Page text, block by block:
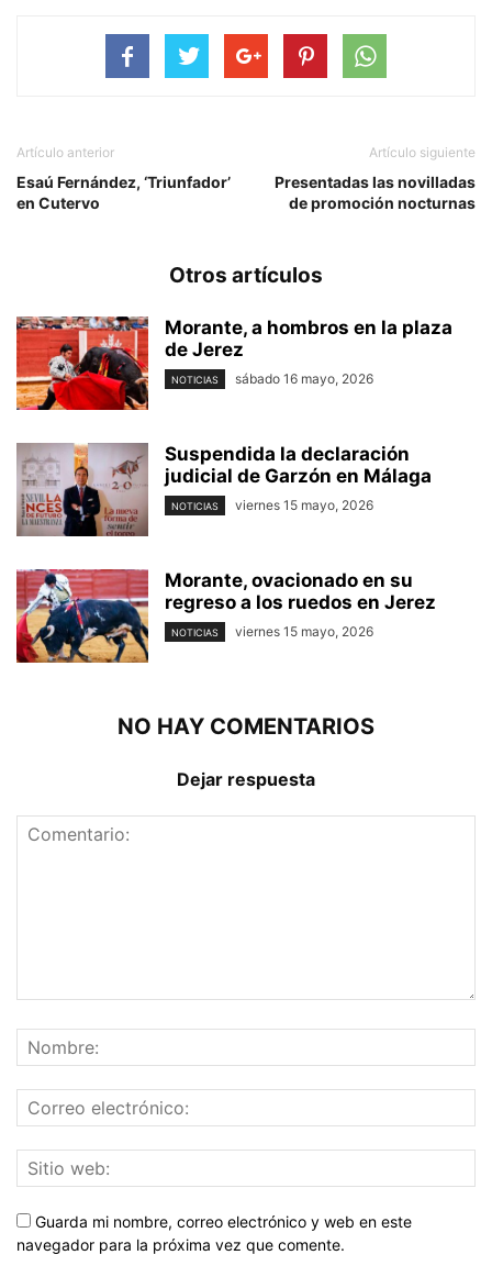
Artículo anterior
Esaú Fernández, ‘Triunfador’
en Cutervo
Artículo siguiente
Presentadas las novilladas
de promoción nocturnas
Otros artículos
Morante, a hombros en la plaza
de Jerez
NOTICIAS sábado 16 mayo, 2026
Suspendida la declaración
judicial de Garzón en Málaga
NOTICIAS viernes 15 mayo, 2026
Morante, ovacionado en su
regreso a los ruedos en Jerez
NOTICIAS viernes 15 mayo, 2026
NO HAY COMENTARIOS
Dejar respuesta
Guarda mi nombre, correo electrónico y web en este
navegador para la próxima vez que comente.